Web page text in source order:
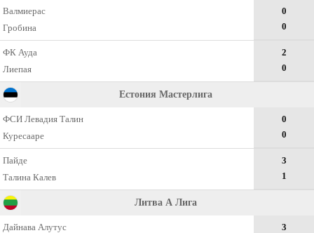
Валмиерас
Гробина
0
0
ФК Ауда
Лиепая
2
0
Естония Мастерлига
ФСИ Левадия Талин
Куресааре
0
0
Пайде
Талина Калев
3
1
Литва А Лига
Дайнава Алутус
3